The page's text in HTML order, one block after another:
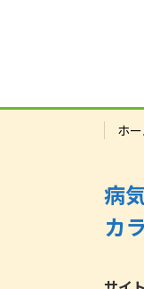
ペ
ジ
送
り
ホ
病
カ